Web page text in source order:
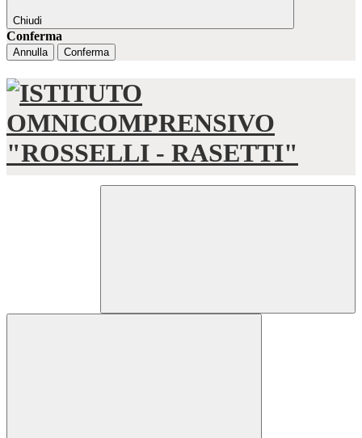
Chiudi
Conferma
Annulla Conferma